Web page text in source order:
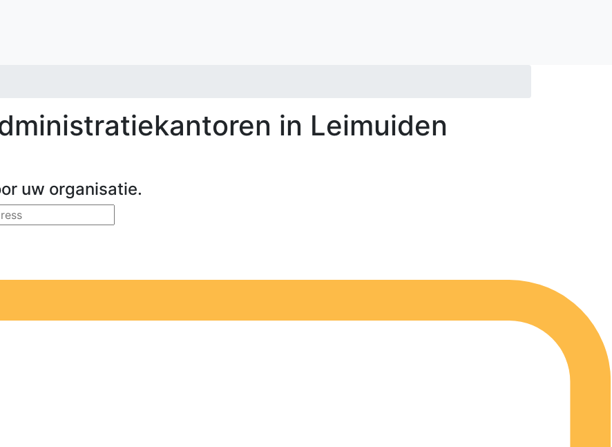
in Leimuiden
uw organisatie.